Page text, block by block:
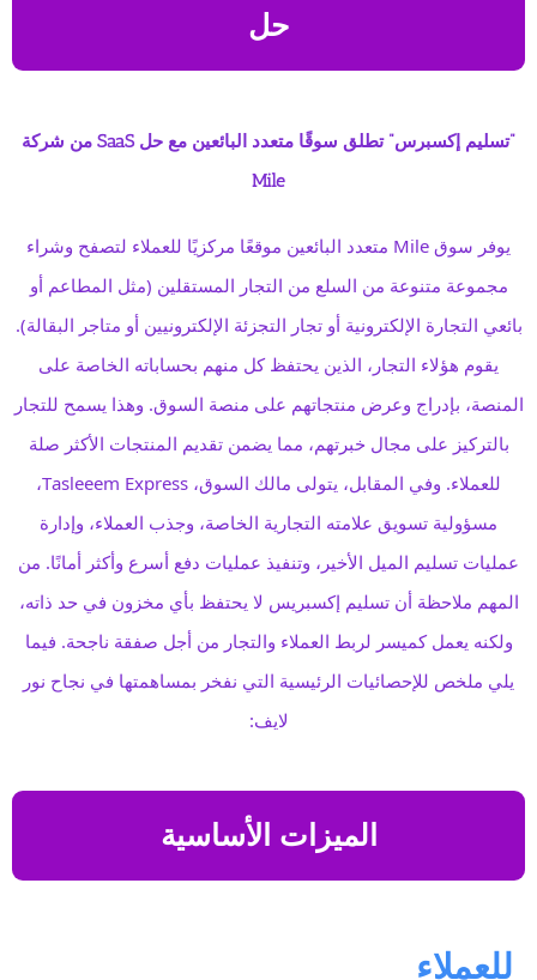
حل
"تسليم إكسبرس" تطلق سوقًا متعدد البائعين مع حل SaaS من شركة
Mile
يوفر سوق Mile متعدد البائعين موقعًا مركزيًا للعملاء لتصفح وشراء
مجموعة متنوعة من السلع من التجار المستقلين (مثل المطاعم أو
بائعي التجارة الإلكترونية أو تجار التجزئة الإلكترونيين أو متاجر البقالة).
يقوم هؤلاء التجار، الذين يحتفظ كل منهم بحساباته الخاصة على
المنصة، بإدراج وعرض منتجاتهم على منصة السوق. وهذا يسمح للتجار
بالتركيز على مجال خبرتهم، مما يضمن تقديم المنتجات الأكثر صلة
للعملاء. وفي المقابل، يتولى مالك السوق، Tasleeem Express،
مسؤولية تسويق علامته التجارية الخاصة، وجذب العملاء، وإدارة
عمليات تسليم الميل الأخير، وتنفيذ عمليات دفع أسرع وأكثر أمانًا. من
المهم ملاحظة أن تسليم إكسبريس لا يحتفظ بأي مخزون في حد ذاته،
ولكنه يعمل كميسر لربط العملاء والتجار من أجل صفقة ناجحة. فيما
يلي ملخص للإحصائيات الرئيسية التي نفخر بمساهمتها في نجاح نور
لايف:
الميزات الأساسية
للعملاء